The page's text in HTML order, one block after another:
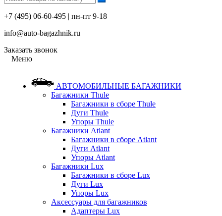
+7 (495) 06-60-495 | пн-пт 9-18
info@auto-bagazhnik.ru
Заказать звонок
Меню
АВТОМОБИЛЬНЫЕ БАГАЖНИКИ
Багажники Thule
Багажники в сборе Thule
Дуги Thule
Упоры Thule
Багажники Atlant
Багажники в сборе Atlant
Дуги Atlant
Упоры Atlant
Багажники Lux
Багажники в сборе Lux
Дуги Lux
Упоры Lux
Аксессуары для багажников
Адаптеры Lux